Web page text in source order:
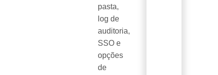
pasta,
log de
auditoria,
SSO e
opções
de